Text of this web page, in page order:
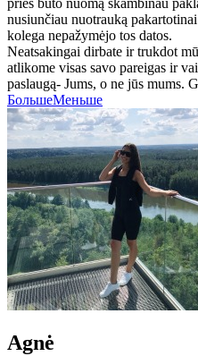
nusiunčiau nuotrauką
kolega nepažymėjo tos datos.
Neatsakingai dirbate ir trukdot
atlikome visas savo pareigas ir
paslaugą- Jums, o ne jūs mums.
БольшеМеньше
Agnė